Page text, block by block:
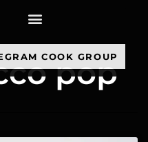
COOK GROUP
pop